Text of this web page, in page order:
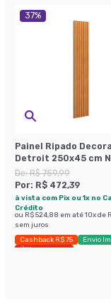
37%
Painel Ripado
Detroit 250x45 cm
De:R$ 759,99
Por: R$ 472,39
à vista com Pix ou 1x no
Crédito
ou R$ 524,88 em até10x de
sem juros
Cashback R$ 75
Envio
Últimas peças